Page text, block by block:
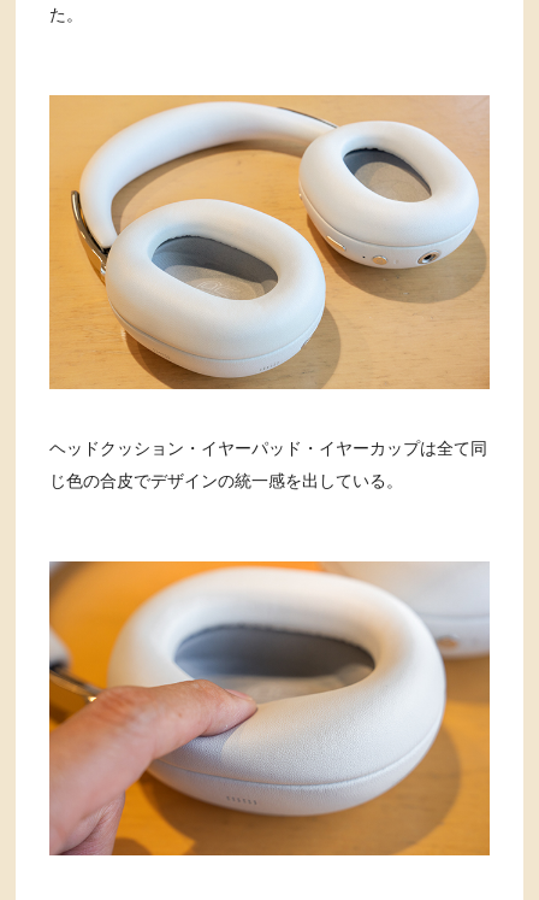
た。
ヘッドクッション・イヤーパッド・イヤーカップは全て同
じ色の合皮でデザインの統一感を出している。